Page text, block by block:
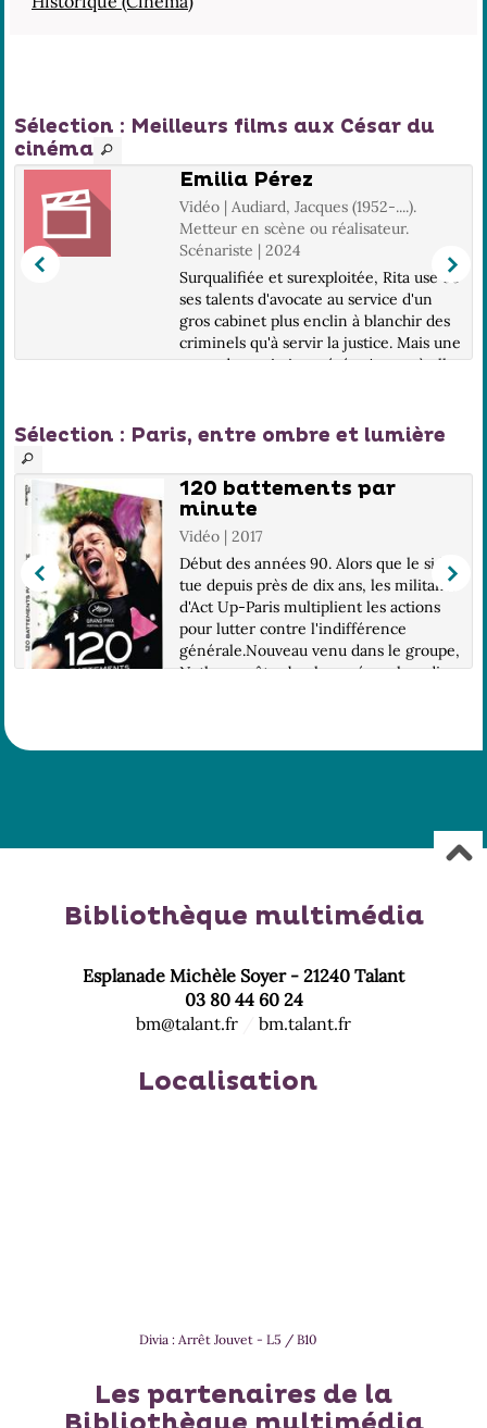
Sélection : Meilleurs films aux César du
cinéma
Emilia Pérez
Vidéo | Audiard, Jacques (1952-....).
Metteur en scène ou réalisateur.
Scénariste | 2024
Surqualifiée et surexploitée, Rita use de
ses talents d'avocate au service d'un
gros cabinet plus enclin à blanchir des
criminels qu'à servir la justice. Mais une
porte de sortie inespérée s'ouvre à elle,
Sélection : Paris, entre ombre et lumière
120 battements par
minute
Vidéo | 2017
Début des années 90. Alors que le sida
tue depuis près de dix ans, les militants
d'Act Up-Paris multiplient les actions
pour lutter contre l'indifférence
générale.Nouveau venu dans le groupe,
Nathan va être bouleversé par la radic...
Bibliothèque multimédia
Esplanade Michèle Soyer - 21240 Talant
03 80 44 60 24
bm@talant.fr
bm.talant.fr
Localisation
Divia : Arrêt Jouvet - L5 / B10
Les partenaires de la